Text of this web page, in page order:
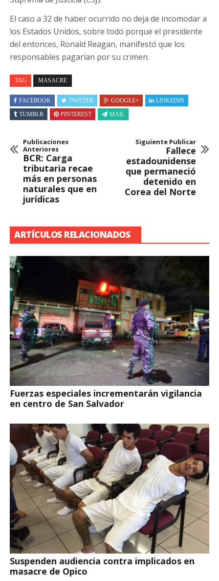
El caso a 32 de haber ocurrido no deja de incomodar a
los Estados Unidos, sobre todo porque el presidente
del entonces, Ronald Reagan, manifestó que los
responsables pagarían por su crimen.
TAG MASACRE
FACEBOOK TWITTER GOOGLE+
LINKEDIN
TUMBLR
PINTEREST MAIL
Publicaciones
Anteriores
BCR: Carga
tributaria recae
más en personas
naturales que en
jurídicas
Siguiente Publicar
Fallece
estadounidense
que permaneció
detenido en
Corea del Norte
ARTÍCULOS RELACIONADOS
Fuerzas especiales incrementarán vigilancia
en centro de San Salvador
Suspenden audiencia contra implicados en
masacre de Opico